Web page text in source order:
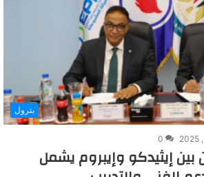
بترول
0
إيثيدكو وإيبروم يشمل